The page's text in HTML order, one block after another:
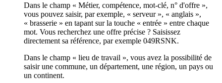
Dans le champ « Métier, compétence, mot-clé, n° d'offre »,
vous pouvez saisir, par exemple, « serveur », « anglais »,
« brasserie » en tapant sur la touche « entrée » entre chaque
mot. Vous recherchez une offre précise ? Saisissez
directement sa référence, par exemple 049RSNK.
Dans le champ « lieu de travail », vous avez la possibilité de
saisir une commune, un département, une région, un pays ou
un continent.